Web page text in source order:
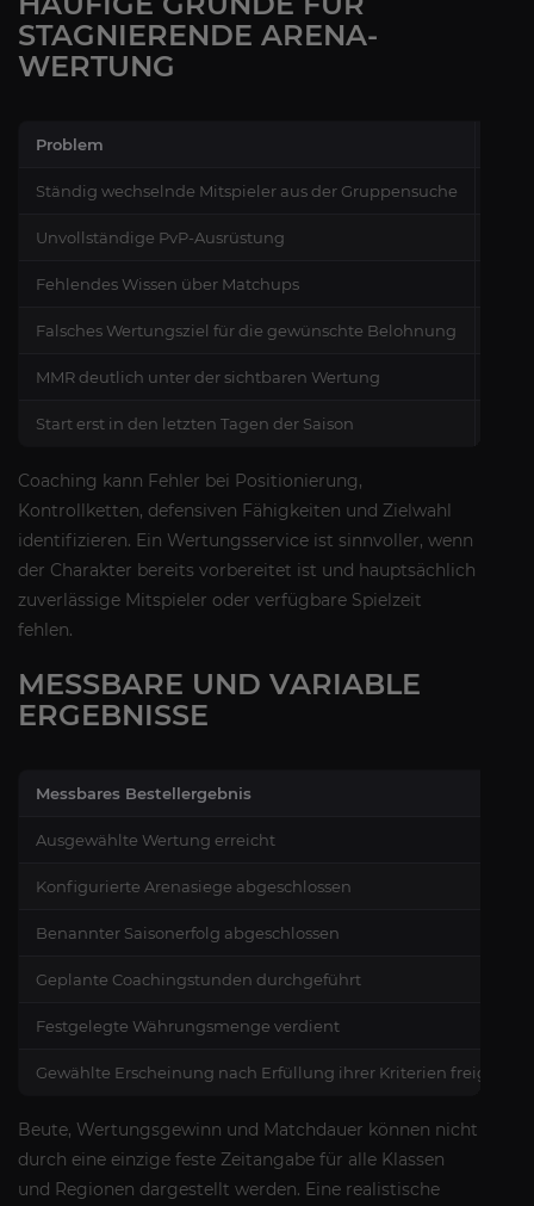
STAGNIERENDE ARENA-
WERTUNG
Problem
Ständig wechselnde Mitspieler aus der Gruppensuche
Unvollständige PvP-Ausrüstung
Fehlendes Wissen über Matchups
Falsches Wertungsziel für die gewünschte Belohnung
MMR deutlich unter der sichtbaren Wertung
Start erst in den letzten Tagen der Saison
Coaching kann Fehler bei Positionierung,
Kontrollketten, defensiven Fähigkeiten und Zielwahl
identifizieren. Ein Wertungsservice ist sinnvoller, wenn
der Charakter bereits vorbereitet ist und hauptsächlich
zuverlässige Mitspieler oder verfügbare Spielzeit
fehlen.
MESSBARE UND VARIABLE
ERGEBNISSE
Messbares Bestellergebnis
Ausgewählte Wertung erreicht
Konfigurierte Arenasiege abgeschlossen
Benannter Saisonerfolg abgeschlossen
Geplante Coachingstunden durchgeführt
Festgelegte Währungsmenge verdient
Gewählte Erscheinung nach Erfüllung ihrer Kriterien
Beute, Wertungsgewinn und Matchdauer können nicht
durch eine einzige feste Zeitangabe für alle Klassen
und Regionen dargestellt werden. Eine realistische